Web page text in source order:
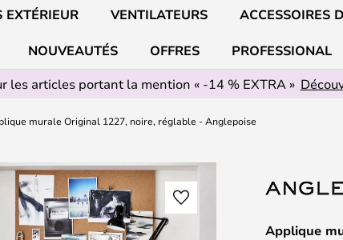
EXTÉRIEUR VENTILATEURS ACCESSOIRES
NOUVEAUTÉS OFFRES
PROFESSIONAL
les articles portant la mention « -14 % EXTRA »
murale Original 1227, noire, réglable - Anglepoise
Applique